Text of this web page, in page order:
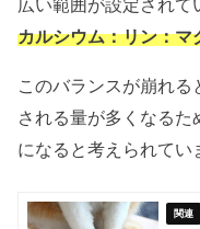
広い範囲が設定され
カルシウム：リン：マ
このバランスが崩れる
される量が多くなるた
になると考えられてい